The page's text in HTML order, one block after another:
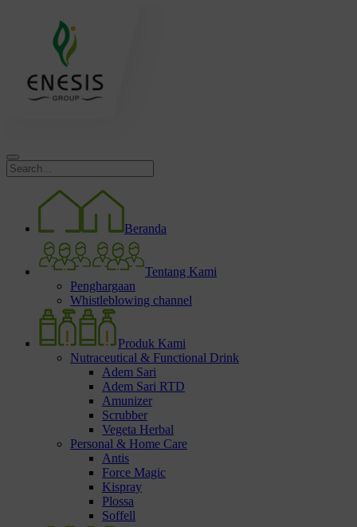
Beranda
Tentang Kami
Penghargaan
Whistleblowing channel
Produk Kami
Nutraceutical & Functional Drink
Adem Sari
Adem Sari RTD
Amunizer
Scrubber
Vegeta Herbal
Personal & Home Care
Antis
Force Magic
Kispray
Plossa
Soffell